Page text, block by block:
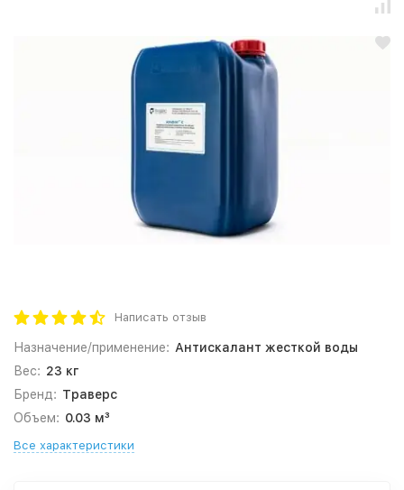
Написать отзыв
Назначение/применение: Антискалант жесткой воды
Вес: 23 кг
Бренд: Траверс
Объем: 0.03 м³
Все характеристики